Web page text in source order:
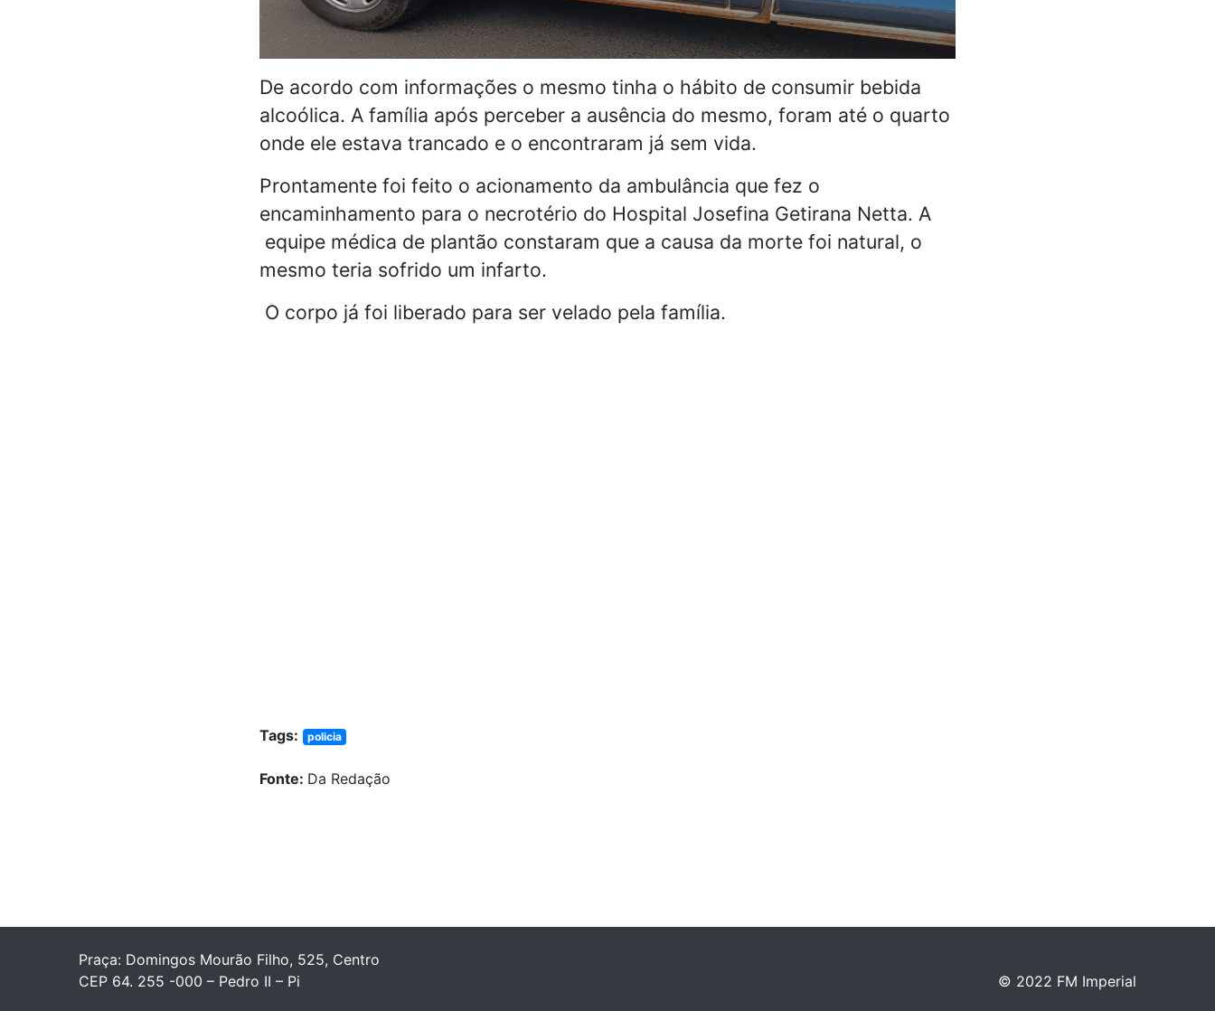
De acordo com informações o mesmo tinha o hábito de consumir bebida
alcoólica. A família após perceber a ausência do mesmo, foram até o quarto
onde ele estava trancado e o encontraram já sem vida.
Prontamente foi feito o acionamento da ambulância que fez o
encaminhamento para o necrotério do Hospital Josefina Getirana Netta. A
equipe médica de plantão constaram que a causa da morte foi natural, o
mesmo teria sofrido um infarto.
O corpo já foi liberado para ser velado pela família.
Tags: policia
Fonte: Da Redação
Praça: Domingos Mourão Filho, 525, Centro
CEP 64. 255 -000 – Pedro II – Pi
© 2022 FM Imperial